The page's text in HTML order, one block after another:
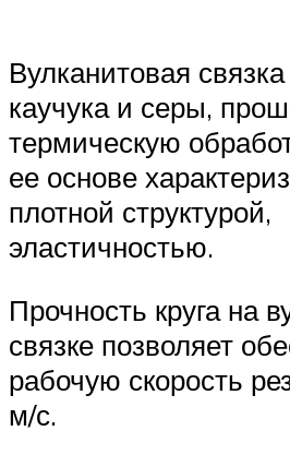
Вулканитовая
каучука и серы,
термическую
ее основе
плотной структурой,
эластичностью.
Прочность круга на
связке позволяет
рабочую скорость
м/с.